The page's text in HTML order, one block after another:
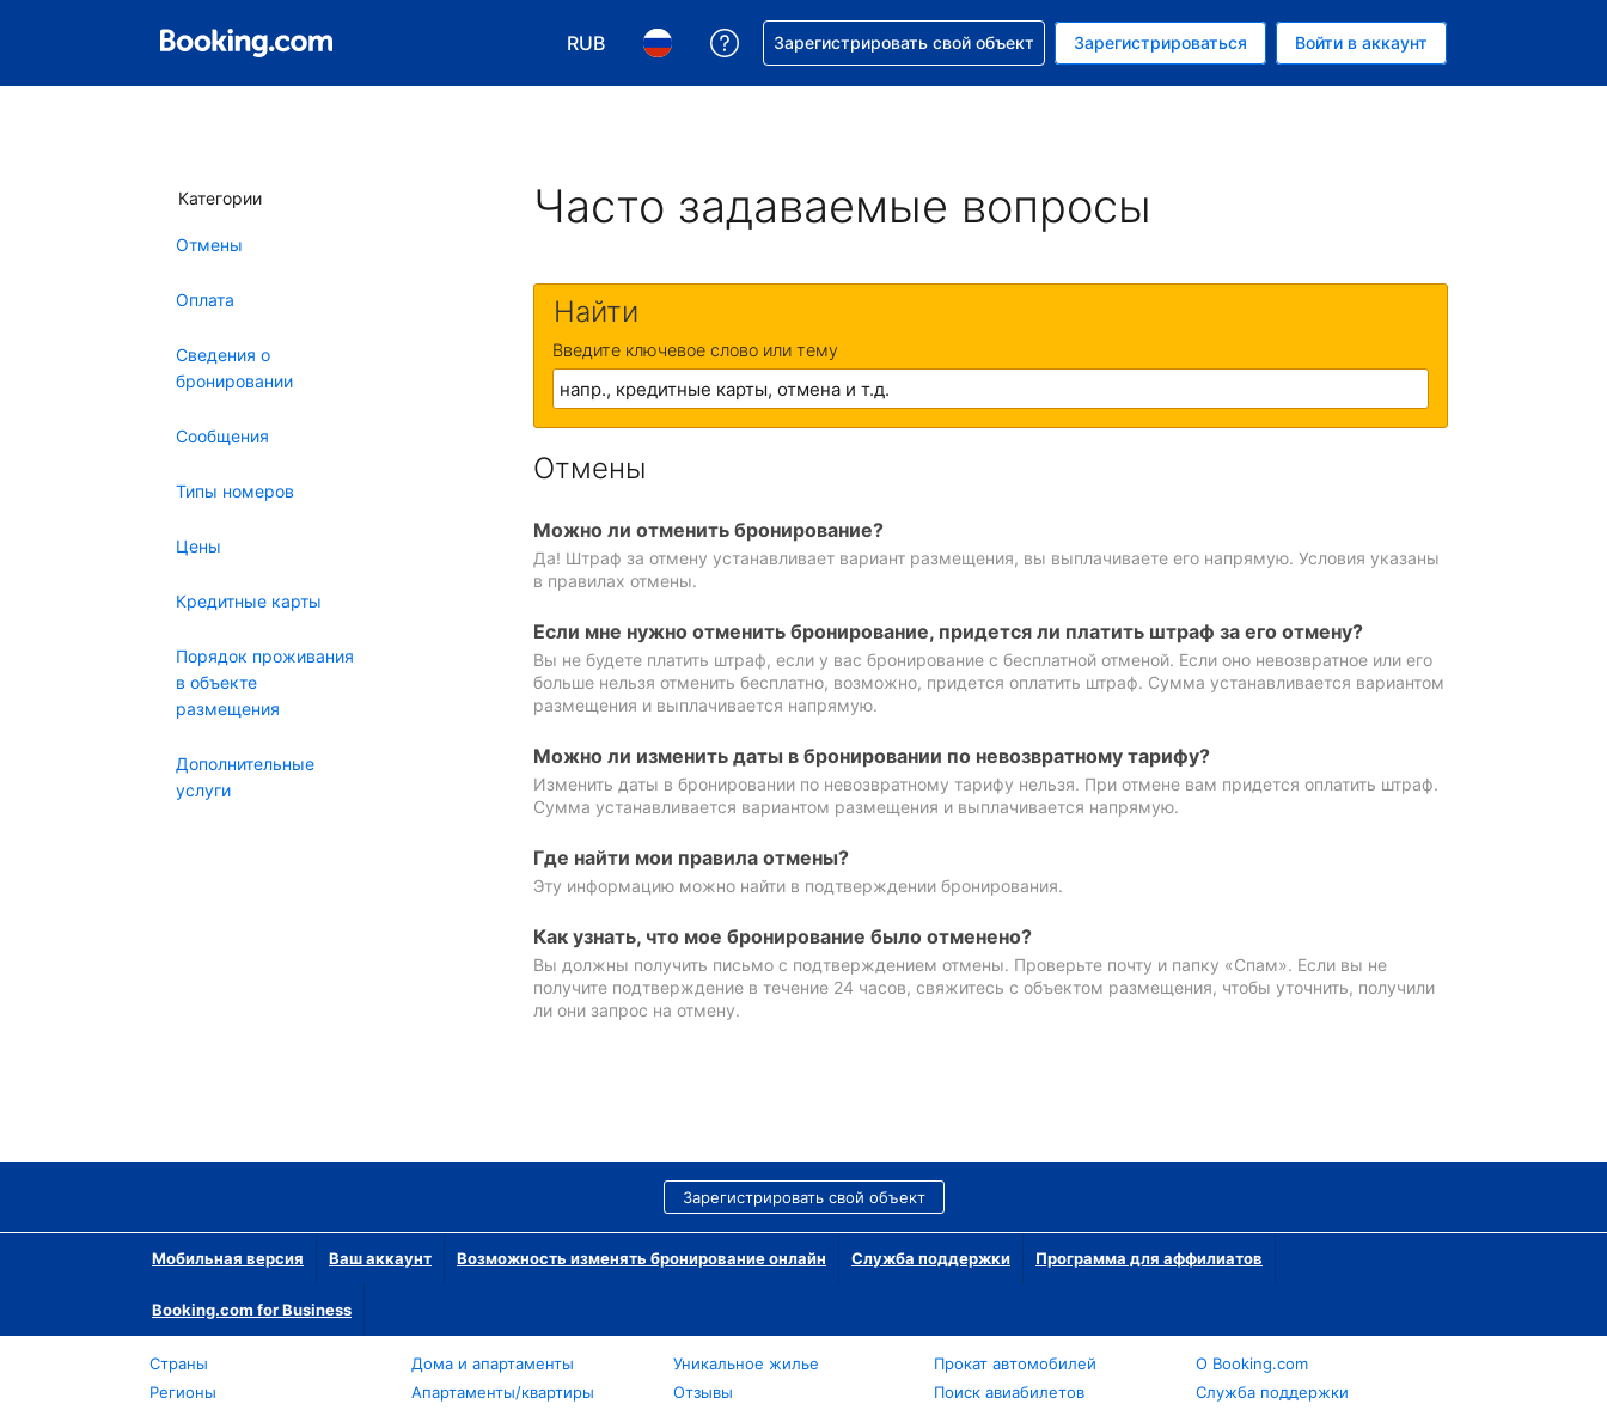
RUB
Выберите валюту. Текущая валюта — Российский рубль
Выберите язык. Текущий язык — На русском
Получите помощь с бронированием
Зарегистрировать свой объект Зарегистрироваться Войти в аккаунт
Категории
Отмены
Оплата
Сведения о
бронировании
Сообщения
Типы номеров
Цены
Кредитные карты
Порядок проживания
в объекте
размещения
Дополнительные
услуги
Часто задаваемые вопросы
Найти
Введите ключевое слово или тему
Отмены
Можно ли отменить бронирование?
Да! Штраф за отмену устанавливает вариант размещения, вы выплачиваете его напрямую. Условия указаны
в правилах отмены.
Если мне нужно отменить бронирование, придется ли платить штраф за его отмену?
Вы не будете платить штраф, если у вас бронирование с бесплатной отменой. Если оно невозвратное или его
больше нельзя отменить бесплатно, возможно, придется оплатить штраф. Сумма устанавливается вариантом
размещения и выплачивается напрямую.
Можно ли изменить даты в бронировании по невозвратному тарифу?
Изменить даты в бронировании по невозвратному тарифу нельзя. При отмене вам придется оплатить штраф.
Сумма устанавливается вариантом размещения и выплачивается напрямую.
Где найти мои правила отмены?
Эту информацию можно найти в подтверждении бронирования.
Как узнать, что мое бронирование было отменено?
Вы должны получить письмо с подтверждением отмены. Проверьте почту и папку «Спам». Если вы не
получите подтверждение в течение 24 часов, свяжитесь с объектом размещения, чтобы уточнить, получили
ли они запрос на отмену.
Зарегистрировать свой объект
Мобильная версия Ваш аккаунт Возможность изменять бронирование онлайн Служба поддержки Программа для аффилиатов
Booking.com for Business
Страны
Регионы
Дома и апартаменты
Апартаменты/квартиры
Уникальное жилье
Отзывы
Прокат автомобилей
Поиск авиабилетов
О Booking.com
Служба поддержки